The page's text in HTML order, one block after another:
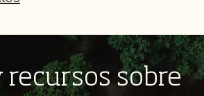
recursos sobre